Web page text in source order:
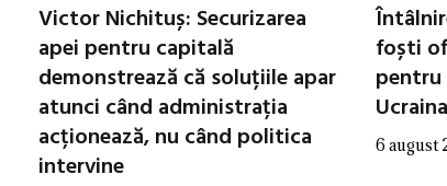
Victor Nichituș: Securizarea
apei pentru capitală
demonstrează că soluțiile apar
atunci când administrația
acționează, nu când politica
intervine
foști
pentru
Ucraina
6 august